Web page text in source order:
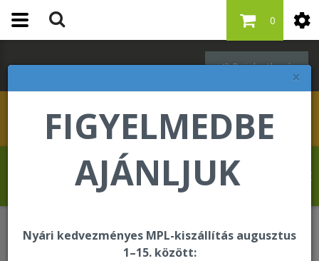
×
FIGYELMEDBE
AJÁNLJUK
Nyári kedvezményes MPL-kiszállítás augusztus
1–15. között:
Bejelentkezés
0
Szabó Regina üdvözli Önt a Forever Living
internetes áruházában!
Logic Skin Care Kit